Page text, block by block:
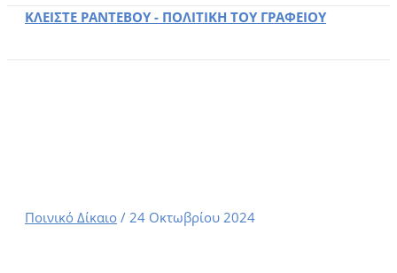
ΚΛΕΙΣΤΕ ΡΑΝΤΕΒΟΥ - ΠΟΛΙΤΙΚΗ ΤΟΥ ΓΡΑΦΕΙΟΥ
Ποινικό Δίκαιο / 24 Οκτωβρίου 2024